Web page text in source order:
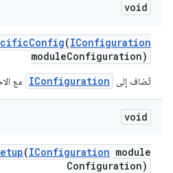
void
Config(IConfiguration
moduleConfiguration)
تُضاف إلى IConfiguration مع
void
(IConfiguration module
Configuration)